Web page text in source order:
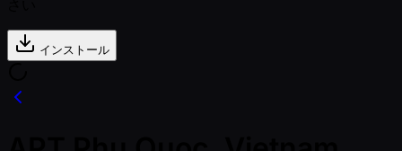
インストール